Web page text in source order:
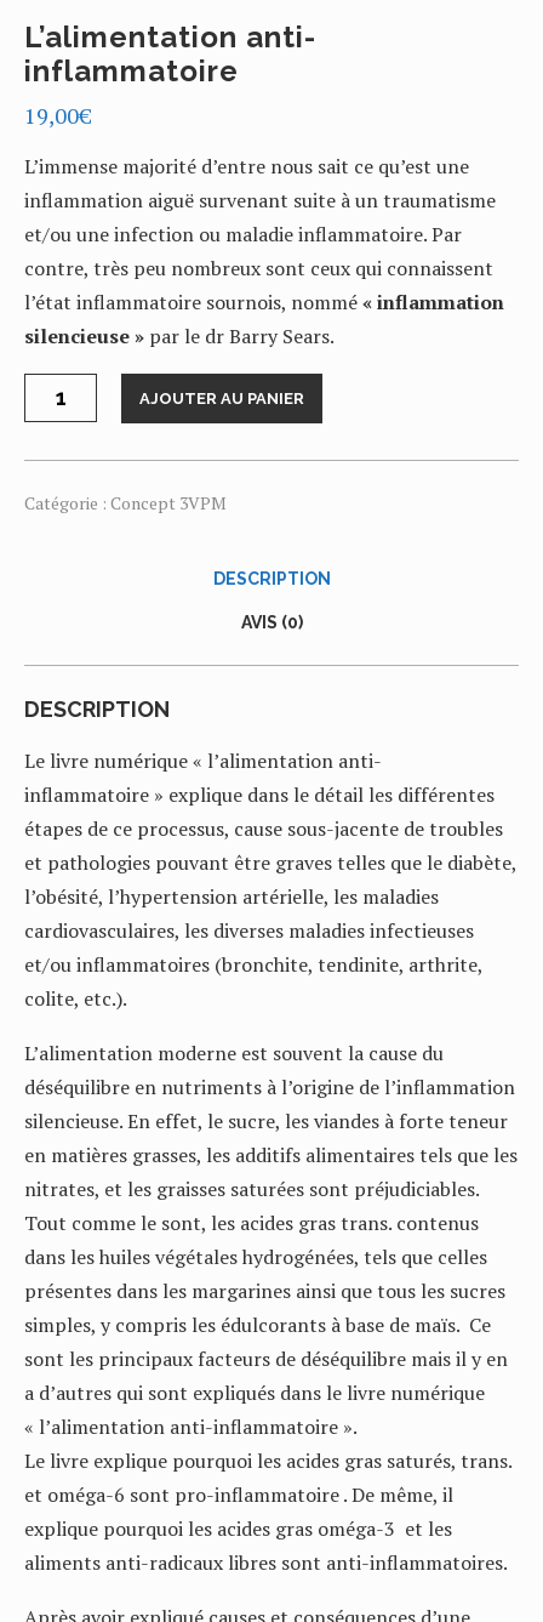
L’alimentation anti-
inflammatoire
19,00€
L’immense majorité d’entre nous sait ce qu’est une
inflammation aiguë survenant suite à un traumatisme
et/ou une infection ou maladie inflammatoire. Par
contre, très peu nombreux sont ceux qui connaissent
l’état inflammatoire sournois, nommé« inflammation
silencieuse » par le dr Barry Sears.
quantité
anti-
inflammatoire
AJOUTER AU PANIER
Catégorie : Concept 3VPM
DESCRIPTION
AVIS (0)
DESCRIPTION
Le livre numérique « l’alimentation anti-
inflammatoire » explique dans le détail les différentes
étapes de ce processus, cause sous-jacente de troubles
et pathologies pouvant être graves telles que le diabète,
l’obésité, l’hypertension artérielle, les maladies
cardiovasculaires, les diverses maladies infectieuses
et/ou inflammatoires (bronchite, tendinite, arthrite,
colite, etc.).
L’alimentation moderne est souvent la cause du
déséquilibre en nutriments à l’origine de l’inflammation
silencieuse. En effet, le sucre, les viandes à forte teneur
en matières grasses, les additifs alimentaires tels que les
nitrates, et les graisses saturées sont préjudiciables.
Tout comme le sont, les acides gras trans. contenus
dans les huiles végétales hydrogénées, tels que celles
présentes dans les margarines ainsi que tous les sucres
simples, y compris les édulcorants à base de maïs. Ce
sont les principaux facteurs de déséquilibre mais il y en
a d’autres qui sont expliqués dans le livre numérique
« l’alimentation anti-inflammatoire ».
Le livre explique pourquoi les acides gras saturés, trans.
et oméga-6 sont pro-inflammatoire . De même, il
explique pourquoi les acides gras oméga-3 et les
aliments anti-radicaux libres sont anti-inflammatoires.